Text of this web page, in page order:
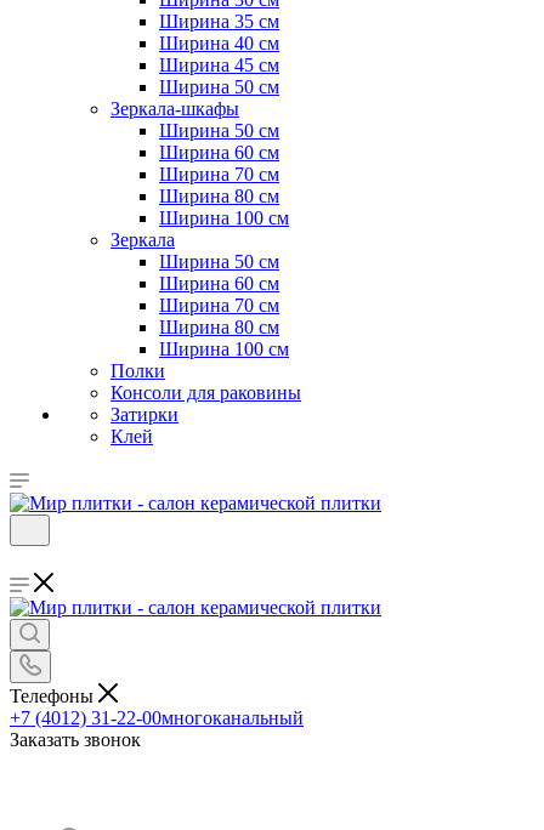
Ширина 35 см
Ширина 40 см
Ширина 45 см
Ширина 50 см
Зеркала-шкафы
Ширина 50 см
Ширина 60 см
Ширина 70 см
Ширина 80 см
Ширина 100 см
Зеркала
Ширина 50 см
Ширина 60 см
Ширина 70 см
Ширина 80 см
Ширина 100 см
Полки
Консоли для раковины
Затирки
Клей
Телефоны
+7 (4012) 31-22-00многоканальный
Заказать звонок